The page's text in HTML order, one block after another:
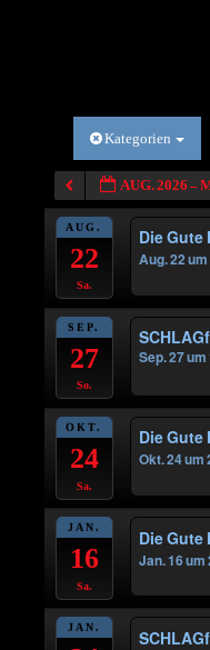
Kategorien
AUG. 2026 –
AUG.
22
Sa.
Die Gute
Aug. 22
SEP.
27
So.
Sep. 27
OKT.
24
Sa.
Die Gute
Okt. 24 um
JAN.
16
Sa.
Die Gute
Jan. 16 um
JAN.